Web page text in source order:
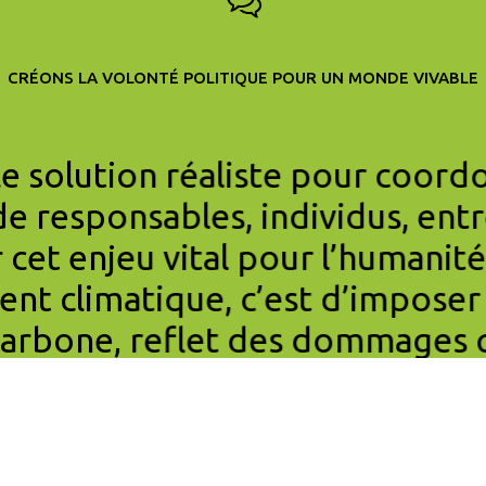
CRÉONS LA VOLONTÉ POLITIQUE POUR UN MONDE VIVABLE
solution réaliste pour
responsables, individus,
cet enjeu vital pour
climatique, c’est
reflet des dommages